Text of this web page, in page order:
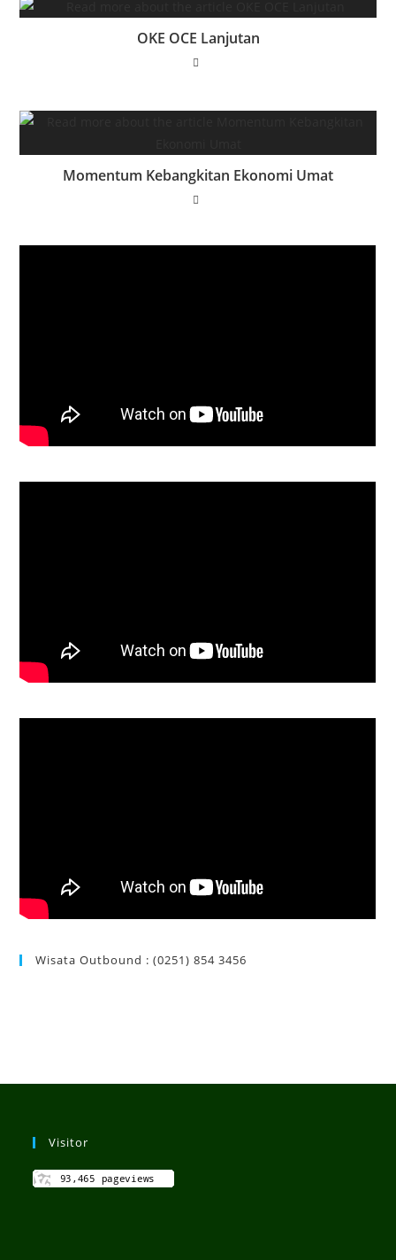
OKE OCE Lanjutan
Momentum Kebangkitan Ekonomi Umat
Wisata Outbound : (0251) 854 3456
Visitor